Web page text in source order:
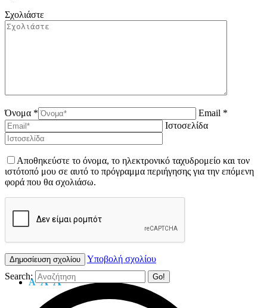
Σχολιάστε
Όνομα *
Email *
Ιστοσελίδα
Αποθηκεύστε το όνομα, το ηλεκτρονικό ταχυδρομείο και τον
ιστότοπό μου σε αυτό το πρόγραμμα περιήγησης για την επόμενη
φορά που θα σχολιάσω.
Υποβολή σχολίου
A A A
Search: